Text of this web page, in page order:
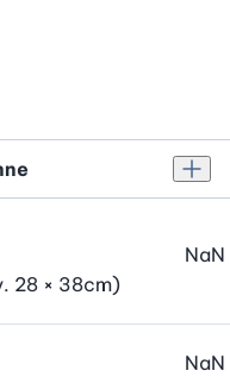
28 × 38cm)
NaN
NaN